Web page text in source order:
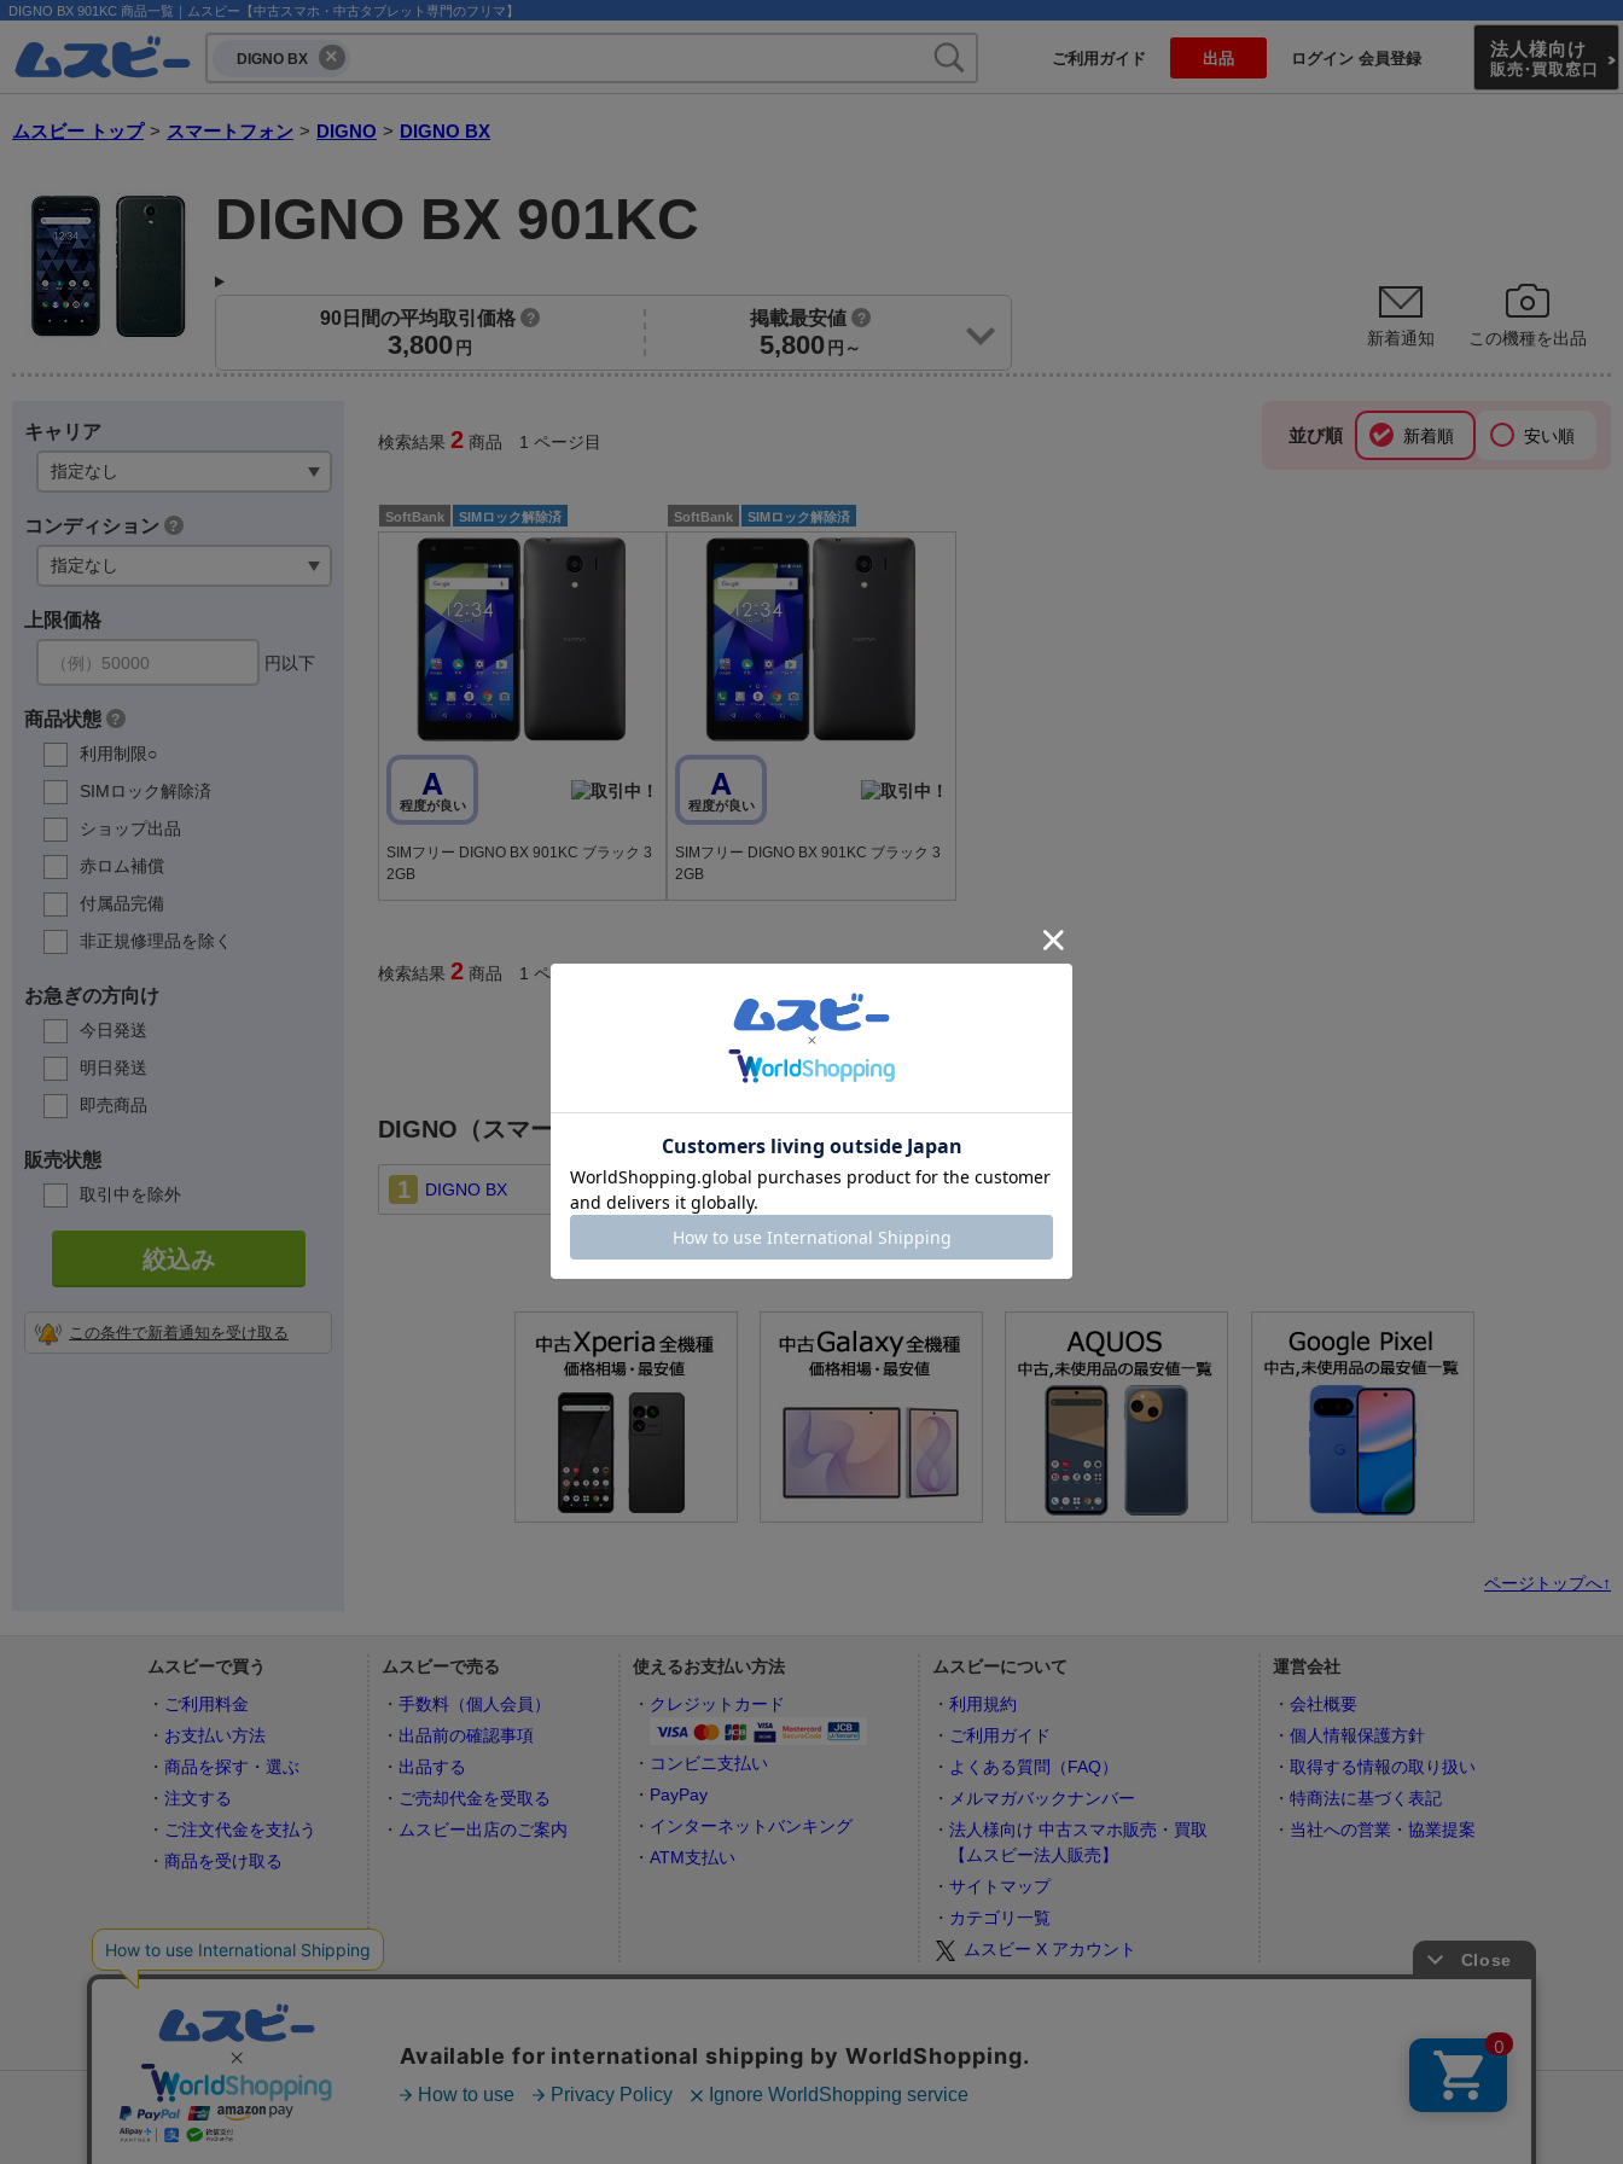
DIGNO BX 901KC 商品一覧｜ムスビー【中古スマホ・中古タブレット専門のフリマ】
DIGNO BX ご利用ガイド 出品 ログイン 会員登録 法人様向け
販売・買取窓口
ムスビー トップ > スマートフォン > DIGNO > DIGNO BX
DIGNO BX 901KC
90日間の平均取引価格 ?
3,800 円
掲載最安値 ?
5,800 円～ 新着通知 この機種を出品
キャリア
コンディション ?
上限価格
円以下
商品状態 ?
利用制限○
SIMロック解除済
ショップ出品
赤ロム補償
付属品完備
非正規修理品を除く
お急ぎの方向け
今日発送
明日発送
即売商品
販売状態
取引中を除外
絞込み
この条件で新着通知を受け取る
検索結果 2 商品 1 ページ目 並び順 新着順 安い順
SoftBank SIMロック解除済
A
程度が良い
SIMフリー DIGNO BX 901KC ブラック 3
2GB
SoftBank SIMロック解除済
A
程度が良い
SIMフリー DIGNO BX 901KC ブラック 3
2GB
検索結果 2 商品 1 ページ目
DIGNO（スマートフォン）のリアルタイムランキング
1 DIGNO BX
ページトップへ↑
ムスビーで買う
ご利用料金
お支払い方法
商品を探す・選ぶ
注文する
ご注文代金を支払う
商品を受け取る
ムスビーで売る
手数料（個人会員）
出品前の確認事項
出品する
ご売却代金を受取る
ムスビー出店のご案内
使えるお支払い方法
クレジットカード
コンビニ支払い
PayPay
インターネットバンキング
ATM支払い
ムスビーについて
利用規約
ご利用ガイド
よくある質問（FAQ）
メルマガバックナンバー
法人様向け 中古スマホ販売・買取
【ムスビー法人販売】
サイトマップ
カテゴリ一覧
ムスビー X アカウント
運営会社
会社概要
個人情報保護方針
取得する情報の取り扱い
特商法に基づく表記
当社への営業・協業提案
おすすめ生活情報サービス： 不動産査定 地域・行政情報 収益物件 チケット売買 How to buy tickets in Japan